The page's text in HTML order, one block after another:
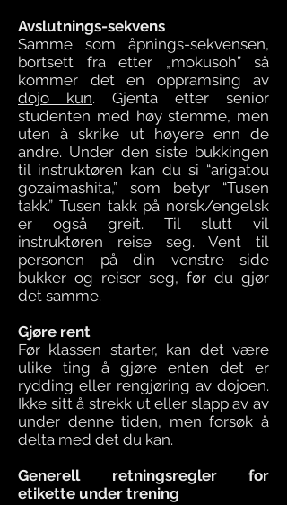
Avslutnings-sekvens
Samme som åpnings-sekvensen,
bortsett fra etter „mokusoh” så
kommer det en oppramsing av
dojo kun. Gjenta etter senior
studenten med høy stemme, men
uten å skrike ut høyere enn de
andre. Under den siste bukkingen
til instruktøren kan du si “arigatou
gozaimashita,” som betyr “Tusen
takk.” Tusen takk på norsk/engelsk
er også greit. Til slutt vil
instruktøren reise seg. Vent til
personen på din venstre side
bukker og reiser seg, før du gjør
det samme.
Gjøre rent
Før klassen starter, kan det være
ulike ting å gjøre enten det er
rydding eller rengjøring av dojoen.
Ikke sitt å strekk ut eller slapp av av
under denne tiden, men forsøk å
delta med det du kan.
Generell retningsregler for
etikette under trening